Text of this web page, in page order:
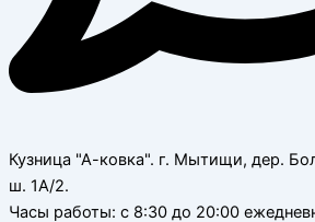
Кузница "А-ковка". г. Мытищи, дер.
ш. 1А/2.
Часы работы: с 8:30 до 20:00